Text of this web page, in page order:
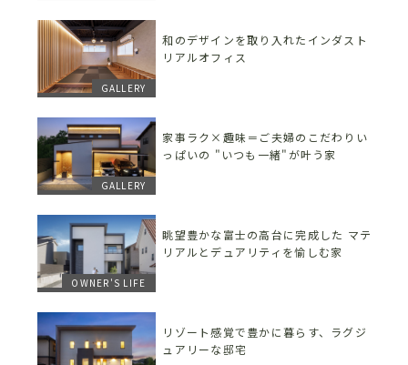
GALLERY
和のデザインを取り入れたインダスト
リアルオフィス
GALLERY
家事ラク×趣味＝ご夫婦のこだわりい
っぱいの "いつも一緒"が叶う家
OWNER'S LIFE
眺望豊かな富士の高台に完成した マテ
リアルとデュアリティを愉しむ家
リゾート感覚で豊かに暮らす、ラグジ
ュアリーな邸宅